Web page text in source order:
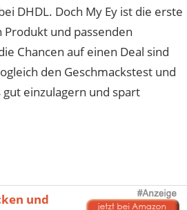
DHDL. Doch My Ey ist die erste
und passenden
Chancen auf einen Deal sind
den Geschmackstest und
einzulagern und spart
und